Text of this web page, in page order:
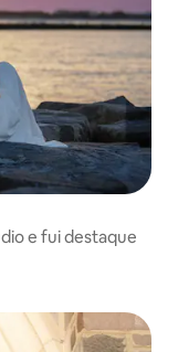
e fui destaque